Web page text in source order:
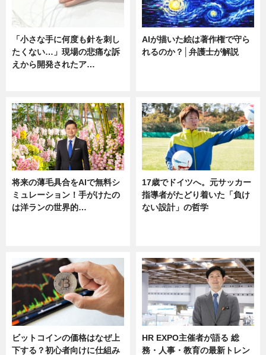
「小さな手に何度も針を刺し
たくない…」現場の悲痛な訴
えから開発されたア…
AIが描いた絵は著作権で守ら
れるのか？│弁護士が解説
将来の薄毛具合をAIで無料シ
ミュレーション！手がけたの
は洋ランの世界的…
17歳でドイツへ。元サッカー
指導者がたどり着いた「負け
ない設計」の哲学
ビットコインの価格はなぜ上
下する？初心者向けに仕組み
HR EXPO主催者が語る 総
務・人事・教育の最新トレン